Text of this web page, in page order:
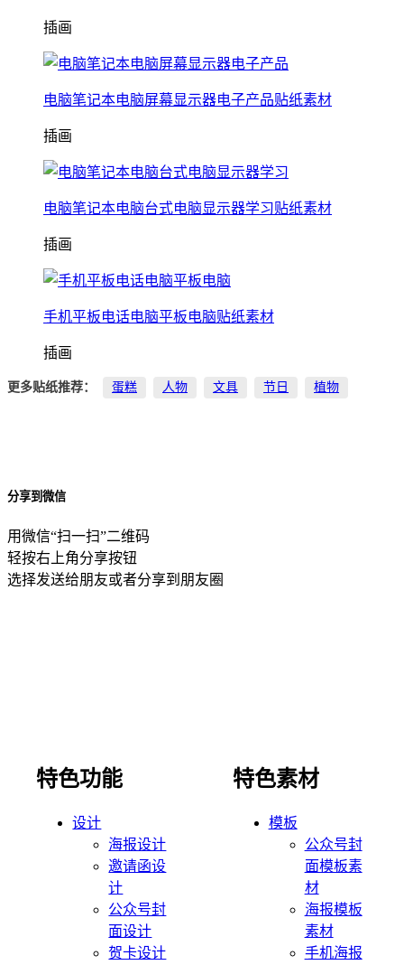
插画
电脑笔记本电脑屏幕显示器电子产品贴纸素材
插画
电脑笔记本电脑台式电脑显示器学习贴纸素材
插画
手机平板电话电脑平板电脑贴纸素材
插画
更多贴纸推荐： 蛋糕 人物 文具 节日 植物
分享到微信
用微信“扫一扫”二维码
轻按右上角分享按钮
选择发送给朋友或者分享到朋友圈
特色功能
设计
海报设计
邀请函设
计
公众号封
面设计
贺卡设计
特色素材
模板
公众号封
面模板素
材
海报模板
素材
手机海报